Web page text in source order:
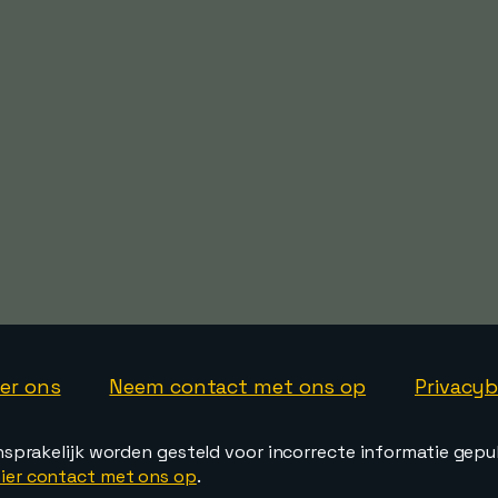
ons Neem contact met ons op
worden gesteld voor incorrecte informatie
contact met ons op.